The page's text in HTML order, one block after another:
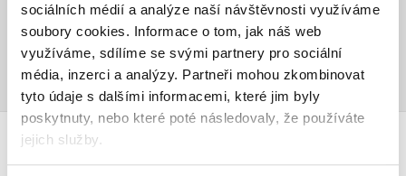
sociálních médií a analýze naší návštěvnosti využíváme
soubory cookies. Informace o tom, jak náš web
využíváme, sdílíme se svými partnery pro sociální
média, inzerci a analýzy. Partneři mohou zkombinovat
tyto údaje s dalšími informacemi, které jim byly
poskytnuty, nebo které poté následovaly, že používáte
jejich služby.
Uživatelskou recenzi mohou vkládat pouze registrovaní uživatelé
Přihlásit
MOHLO BY VÁS TAKÉ ZAJÍMAT